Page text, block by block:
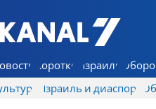
7 КАНАЛ - Аруц Шева
Коротко Израиль
Израиль и диаспора